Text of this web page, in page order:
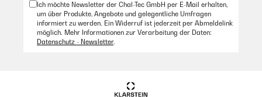
Ich möchte Newsletter der Chal-Tec GmbH per E-Mail erhalten,
um über Produkte, Angebote und gelegentliche Umfragen
informiert zu werden. Ein Widerruf ist jederzeit per Abmeldelink
möglich. Mehr Informationen zur Verarbeitung der Daten:
Datenschutz - Newsletter.